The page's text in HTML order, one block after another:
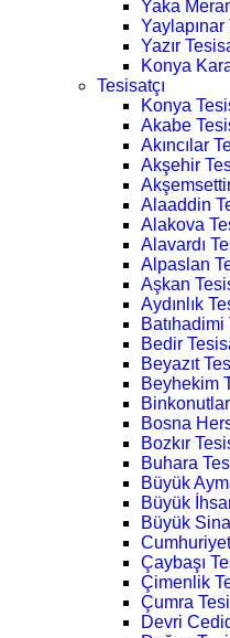
Yaka
Yaylapınar
Yazır
Konya
Tesisatçı
Konya
Akabe
Akıncılar
Akşehir
Alaaddin
Alakova
Alavardı
Alpaslan
Aşkan
Aydınlık
Batıhadimi
Bedir
Beyazıt
Beyhekim
Bosna
Bozkır
Buhara
Büyük
Büyük
Büyük
Çaybaşı
Çimenlik
Çumra
Devri